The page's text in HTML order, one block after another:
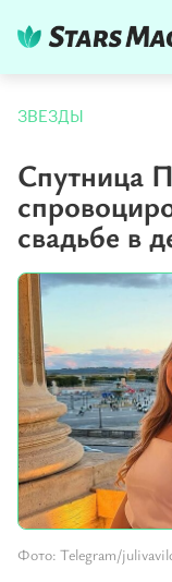
ЗВЕЗДЫ
Спутница
свадьбе в
Фото: Telegram/